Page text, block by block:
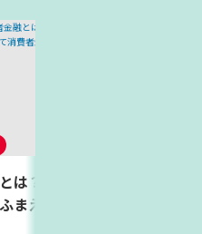
は？メリット・デメリット
まえて消費者金融の仕組み